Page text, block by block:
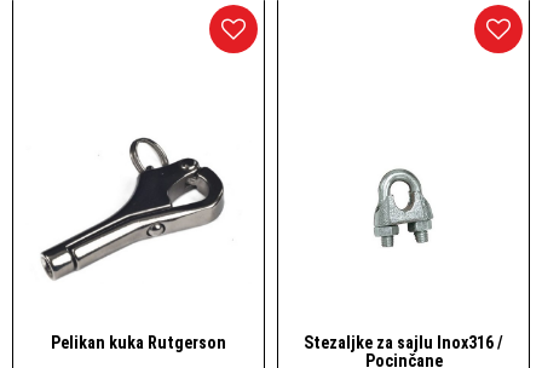
Brzi pogled
Pelikan kuka Rutgerson Brzi pogled
Stezaljke za sajlu Inox316 /
Pocinčane